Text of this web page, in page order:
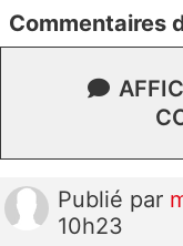
Commentaires
Publié par
10h23